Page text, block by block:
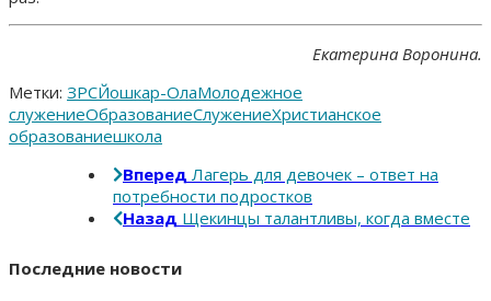
Екатерина Воронина.
Метки: ЗРСЙошкар-ОлаМолодежное
служениеОбразованиеСлужениеХристианское
образованиешкола
Вперед Лагерь для девочек – ответ на
потребности подростков
Назад Щекинцы талантливы, когда вместе
Последние новости